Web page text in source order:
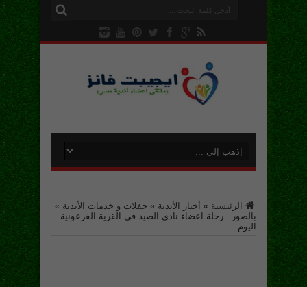
الرئيسية » أخبار الأندية » حفلات و خدمات الأندية »
بالصور.. رحلة اعضاء نادى الصيد فى القرية الفرعونية
اليوم